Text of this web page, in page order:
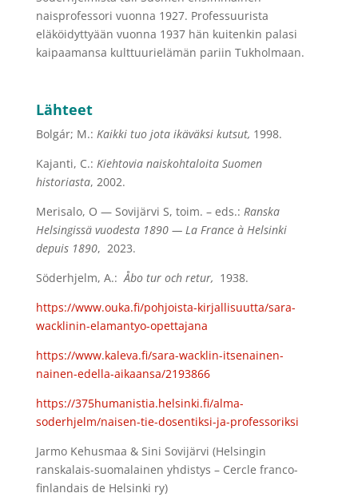
naisprofessori vuonna 1927. Professuurista
eläköidyttyään vuonna 1937 hän kuitenkin palasi
kaipaamansa kulttuurielämän pariin Tukholmaan.
Lähteet
Bolgár; M.: Kaikki tuo jota ikäväksi kutsut, 1998.
Kajanti, C.: Kiehtovia naiskohtaloita Suomen
historiasta, 2002.
Merisalo, O — Sovijärvi S, toim. – eds.: Ranska
Helsingissä vuodesta 1890 — La France à Helsinki
depuis 1890, 2023.
Söderhjelm, A.: Åbo tur och retur, 1938.
https://www.ouka.fi/pohjoista-kirjallisuutta/sara-
wacklinin-elamantyo-opettajana
https://www.kaleva.fi/sara-wacklin-itsenainen-
nainen-edella-aikaansa/2193866
https://375humanistia.helsinki.fi/alma-
soderhjelm/naisen-tie-dosentiksi-ja-professoriksi
Jarmo Kehusmaa & Sini Sovijärvi (Helsingin
ranskalais-suomalainen yhdistys – Cercle franco-
finlandais de Helsinki ry)